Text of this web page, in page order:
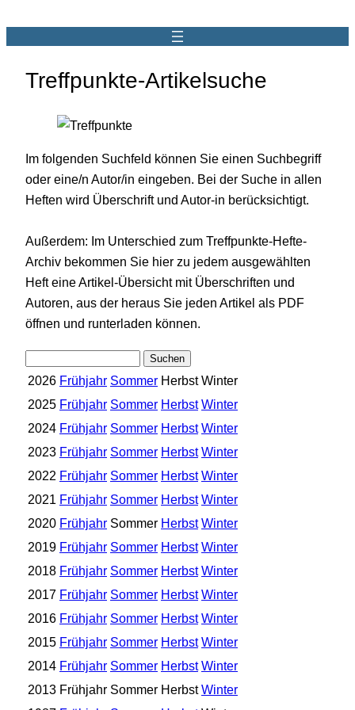
Treffpunkte-Artikelsuche
Im folgenden Suchfeld können Sie einen Suchbegriff
oder eine/n Autor/in eingeben. Bei der Suche in allen
Heften wird Überschrift und Autor-in berücksichtigt.
Außerdem: Im Unterschied zum Treffpunkte-Hefte-
Archiv bekommen Sie hier zu jedem ausgewählten
Heft eine Artikel-Übersicht mit Überschriften und
Autoren, aus der heraus Sie jeden Artikel als PDF
öffnen und runterladen können.
2026 Frühjahr Sommer Herbst Winter
2025 Frühjahr Sommer Herbst Winter
2024 Frühjahr Sommer Herbst Winter
2023 Frühjahr Sommer Herbst Winter
2022 Frühjahr Sommer Herbst Winter
2021 Frühjahr Sommer Herbst Winter
2020 Frühjahr Sommer Herbst Winter
2019 Frühjahr Sommer Herbst Winter
2018 Frühjahr Sommer Herbst Winter
2017 Frühjahr Sommer Herbst Winter
2016 Frühjahr Sommer Herbst Winter
2015 Frühjahr Sommer Herbst Winter
2014 Frühjahr Sommer Herbst Winter
2013 Frühjahr Sommer Herbst Winter